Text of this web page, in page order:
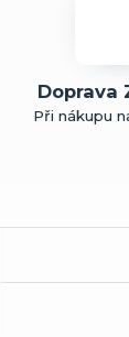
Doprava
Při nákupu